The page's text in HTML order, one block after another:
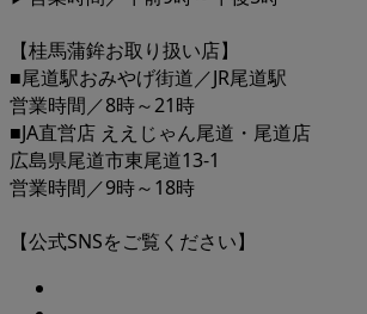
【桂馬蒲鉾お取り扱い店】
■尾道駅おみやげ街道／JR尾道駅
営業時間／8時～21時
■JA直営店 ええじゃん尾道・尾道店
広島県尾道市東尾道13-1
営業時間／9時～18時
【公式SNSをご覧ください】